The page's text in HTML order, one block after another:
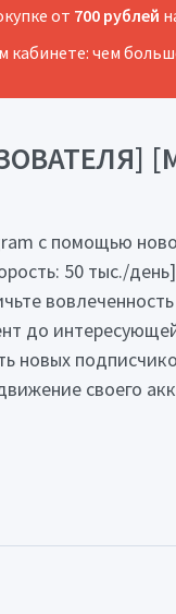
от 700 рублей
чем
с помощью
50 тыс./
новых
своего